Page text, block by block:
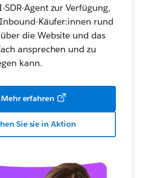
Agent zur Verfügung,
Käufer:innen rund
die Website und das
ansprechen und zu
kann.
Mehr erfahren
Sie sie in Aktion